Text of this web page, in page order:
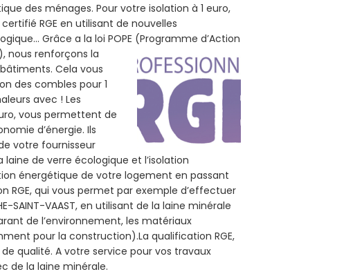
des ménages. Pour votre isolation à 1 euro,
RGE en utilisant de nouvelles
Grâce a la loi POPE (Programme d’Action
nous renforçons la
Cela vous
des combles pour 1
avec ! Les
vous permettent de
d’énergie. Ils
votre fournisseur
laine de verre écologique et l’isolation
énergétique de votre logement en passant
RGE, qui vous permet par exemple d’effectuer
SAINT-VAAST, en utilisant de la laine minérale
de l’environnement, les matériaux
pour la construction).La qualification RGE,
de qualité. A votre service pour vos travaux
de la laine minérale.